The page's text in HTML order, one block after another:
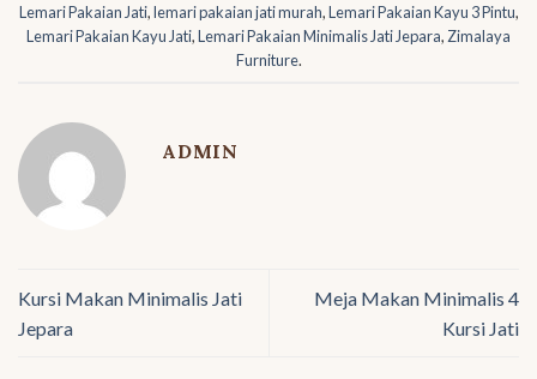
Lemari Pakaian Jati,lemari pakaian jati murah,Lemari Pakaian Kayu 3 Pintu,
Lemari Pakaian Kayu Jati,Lemari Pakaian Minimalis Jati Jepara, Zimalaya
Furniture.
ADMIN
Kursi Makan Minimalis Jati
Jepara
Meja Makan Minimalis 4
Kursi Jati